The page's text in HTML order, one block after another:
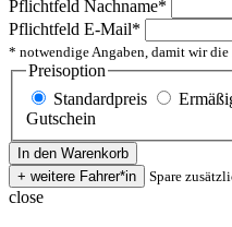
Pflichtfeld Nachname*
Pflichtfeld E-Mail*
* notwendige Angaben, damit wir
Preisoption
Standardpreis
Gutschein
Spare
close